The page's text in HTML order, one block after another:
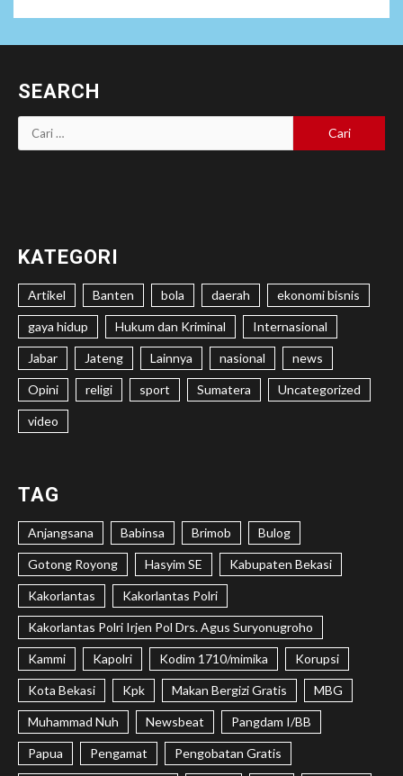
SEARCH
Cari
untuk:
KATEGORI
Artikel Banten bola daerah ekonomi bisnis
gaya hidup Hukum dan Kriminal Internasional
Jabar Jateng Lainnya nasional news
Opini religi sport Sumatera Uncategorized
video
TAG
Anjangsana Babinsa Brimob Bulog
Gotong Royong Hasyim SE Kabupaten Bekasi
Kakorlantas Kakorlantas Polri
Kakorlantas Polri Irjen Pol Drs. Agus Suryonugroho
Kammi Kapolri Kodim 1710/mimika Korupsi
Kota Bekasi Kpk Makan Bergizi Gratis MBG
Muhammad Nuh Newsbeat Pangdam I/BB
Papua Pengamat Pengobatan Gratis